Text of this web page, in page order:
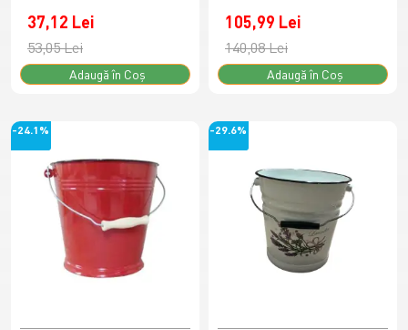
37,12 Lei
53,05 Lei
Adaugă în Coş
105,99 Lei
140,08 Lei
Adaugă în Coş
-24.1% -29.6%